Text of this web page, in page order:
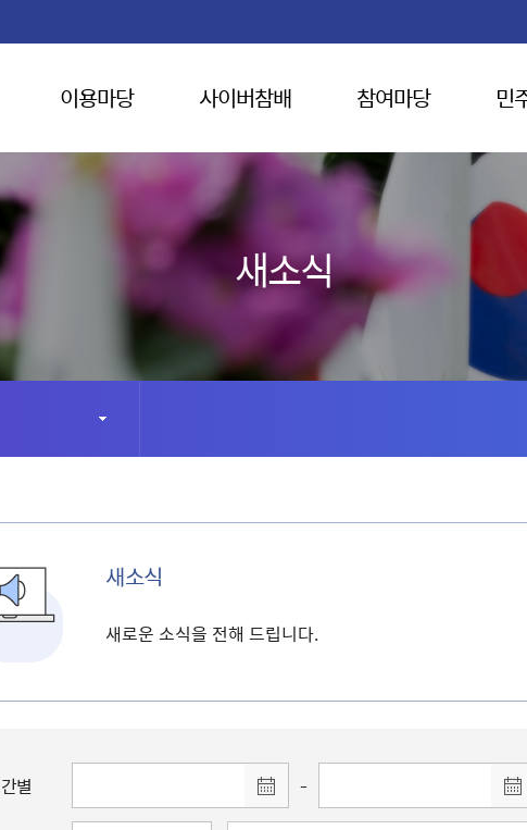
이용마당 사이버참배 참여마당 민
새소식
새소식
새로운 소식을 전해 드립니다.
별 -